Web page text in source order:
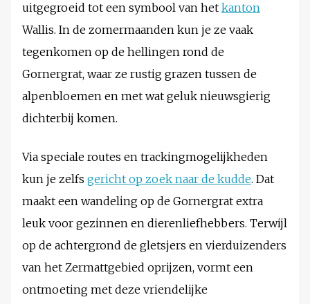
uitgegroeid tot een symbool van het kanton
Wallis. In de zomermaanden kun je ze vaak
tegenkomen op de hellingen rond de
Gornergrat, waar ze rustig grazen tussen de
alpenbloemen en met wat geluk nieuwsgierig
dichterbij komen.
Via speciale routes en trackingmogelijkheden
kun je zelfs gericht op zoek naar de kudde. Dat
maakt een wandeling op de Gornergrat extra
leuk voor gezinnen en dierenliefhebbers. Terwijl
op de achtergrond de gletsjers en vierduizenders
van het Zermattgebied oprijzen, vormt een
ontmoeting met deze vriendelijke